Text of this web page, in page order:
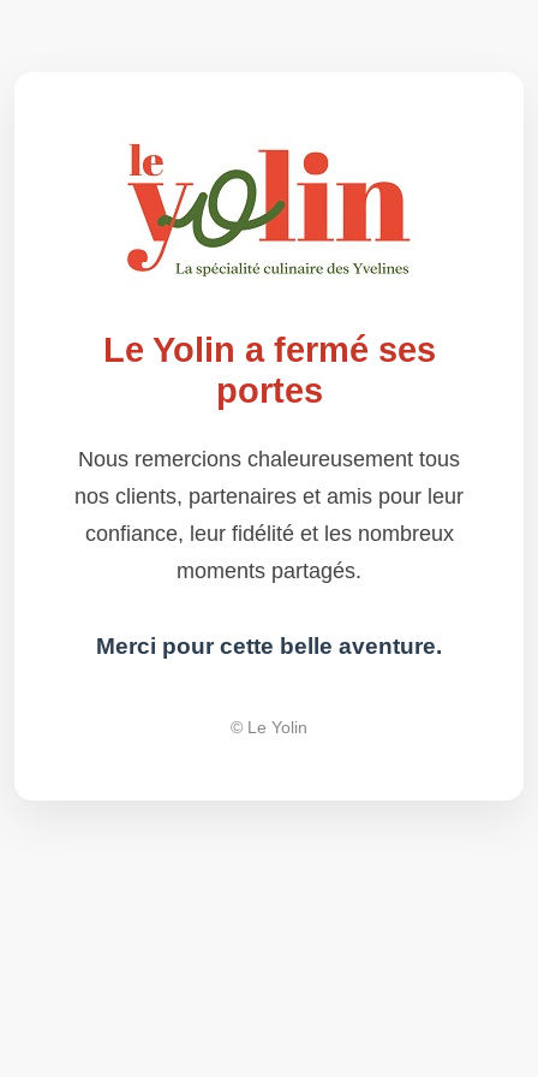
Le Yolin a fermé ses
portes
Nous remercions chaleureusement tous
nos clients, partenaires et amis pour leur
confiance, leur fidélité et les nombreux
moments partagés.
Merci pour cette belle aventure.
© Le Yolin